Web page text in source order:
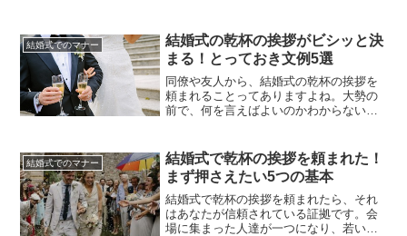
ングで行わなければいけませんし、なる
べく完結にしたいところです。とはい
え、あまりに短く簡単な乾杯のスピーチ
だと、気持ちがこもっていないと思わ...
結婚式でのマナー
結婚式の乾杯の挨拶がビシッと決
まる！とっておき文例5選
同僚や友人から、結婚式の乾杯の挨拶を
頼まれることってありますよね。大勢の
前で、何を言えばよいのかわからない！
す。その重要な大役を任されたことは、
とても光栄ことなので、できたらビシッ
と決めたいものです。実は、結婚式の乾
杯の挨拶では、スピーチの時間は長す...
結婚式でのマナー
結婚式で乾杯の挨拶を頼まれた！
まず押さえたい5つの基本
結婚式で乾杯の挨拶を頼まれたら、それ
はあなたが信頼されている証拠です。会
場に集まった人達が一つになり、若い２